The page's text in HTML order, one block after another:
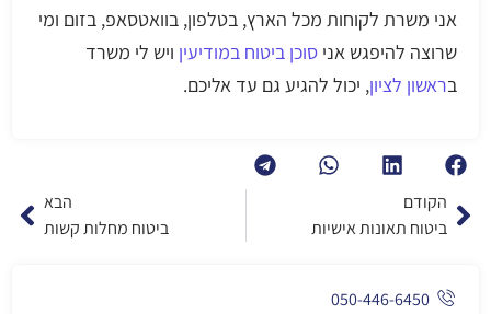
אני משרת לקוחות מכל הארץ, בטלפון, בוואטסאפ, בזום ומי
שרוצה להיפגש אני סוכן ביטוח במודיעין ויש לי משרד
בראשון לציון, יכול להגיע גם עד אליכם.
הקודם
ביטוח תאונות אישיות
הבא
ביטוח מחלות קשות
050-446-6450